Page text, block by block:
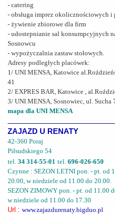
- catering
- obsługa imprez okolicznościowych i
- żywienie zbiorowe dla firm
- udostepnianie sal konsumpcyjnych
Sosnowcu
- wypożyczalnia zastaw stołowych.
Adresy podległych placówek:
1/ UNI MENSA, Katowice
41
2/ EXPRES BAR, Katowice ,
3/ UNI MENSA, Sosnowiec, ul. Sucha
mapa dla UNI MENSA
ZAJAZD U RENATY
42-360 Poraj
Piłsudskiego 54
tel. 34 314-55-01 tel. 696-026-650
Czynne : SEZON LETNI pon. - pt. od
20.00, w niedziele od 11.00 do 20.00.
SEZON ZIMOWY pon. - pt. od 11.00
w niedziele od 11.00 do 17.30
Url : www.zajazdurenaty.bigduo.pl